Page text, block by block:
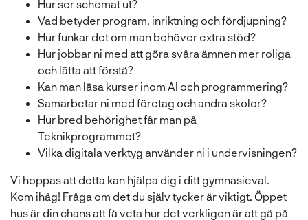
Hur ser schemat ut?
Vad betyder program, inriktning och fördjupning?
Hur funkar det om man behöver extra stöd?
Hur jobbar ni med att göra svåra ämnen mer roliga
och lätta att förstå?
Kan man läsa kurser inom AI och programmering?
Samarbetar ni med företag och andra skolor?
Hur bred behörighet får man på
Teknikprogrammet?
Vilka digitala verktyg använder ni i undervisningen?
Vi hoppas att detta kan hjälpa dig i ditt gymnasieval.
Kom ihåg! Fråga om det du själv tycker är viktigt. Öppet
hus är din chans att få veta hur det verkligen är att gå på